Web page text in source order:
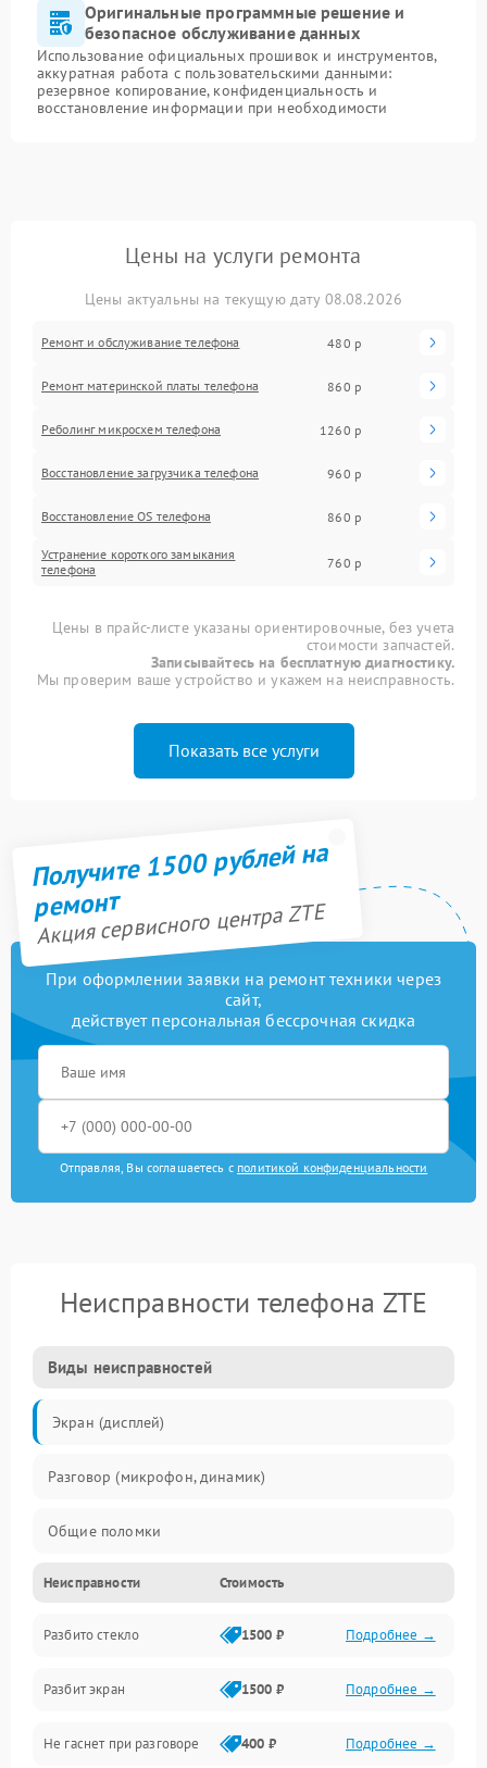
Оригинальные программные решение и
безопасное обслуживание данных
Использование официальных прошивок и инструментов,
аккуратная работа с пользовательскими данными:
резервное копирование, конфиденциальность и
восстановление информации при необходимости
Цены на услуги ремонта
Цены актуальны на текущую дату 08.08.2026
Ремонт и обслуживание телефона 480 р
Ремонт материнской платы телефона 860 р
Реболинг микросхем телефона 1260 р
Восстановление загрузчика телефона 960 р
Восстановление OS телефона 860 р
Устранение короткого замыкания
телефона
760 р
Цены в прайс-листе указаны ориентировочные, без учета
стоимости запчастей.
Записывайтесь на бесплатную диагностику.
Мы проверим ваше устройство и укажем на неисправность.
Показать все услуги
Получите 1500 рублей на
ремонт
Акция сервисного центра ZTE
При оформлении заявки на ремонт техники через
сайт,
действует персональная бессрочная скидка
Отправляя, Вы соглашаетесь с политикой конфиденциальности
Неисправности телефона ZTE
Виды неисправностей
Экран (дисплей)
Разговор (микрофон, динамик)
Общие поломки
Проблемы связи
Камеры
Проблемы с дисплеем и сенсором
Зарядка
Неисправности Стоимость
Разбито стекло 1500 ₽ Подробнее →
Разбит экран 1500 ₽ Подробнее →
Не гаснет при разговоре 400 ₽ Подробнее →